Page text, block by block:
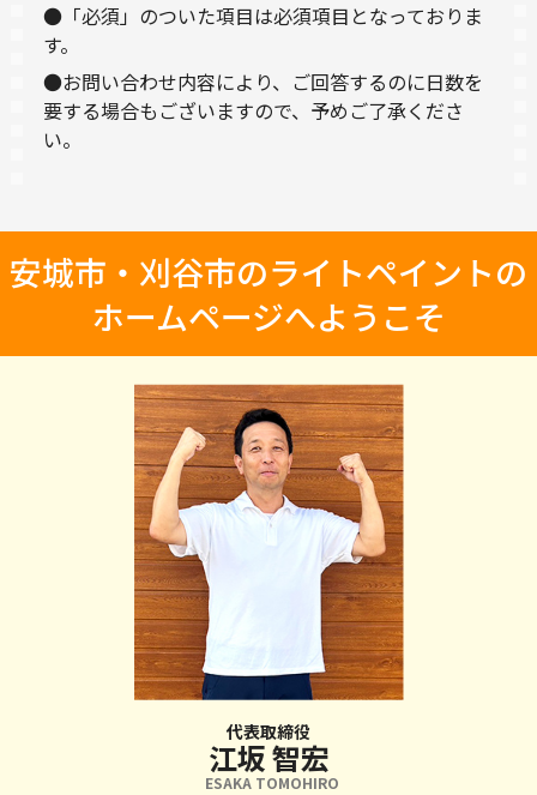
●「必須」のついた項目は必須項目となっておりま
す。
●お問い合わせ内容により、ご回答するのに日数を
要する場合もございますので、予めご了承くださ
い。
安城市・刈谷市のライトペイントの
ホームページへようこそ
代表取締役
江坂 智宏
ESAKA TOMOHIRO